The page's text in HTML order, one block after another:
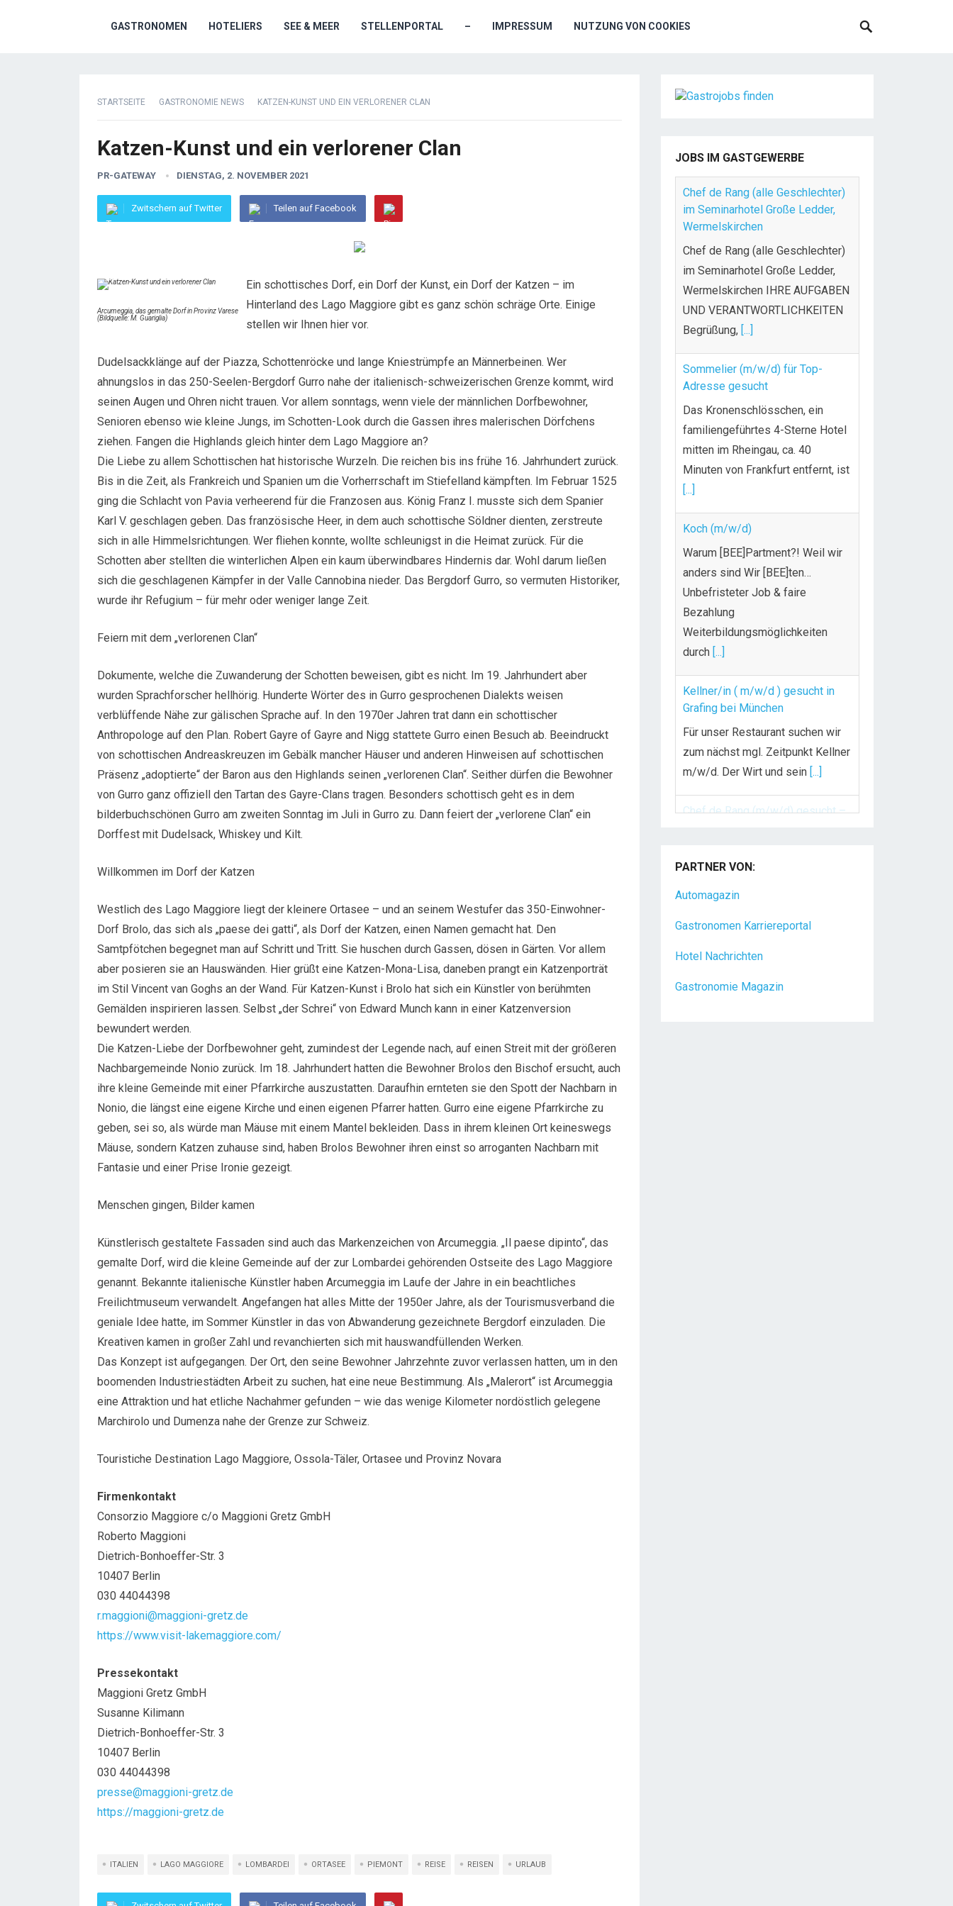
GASTRONOMEN HOTELIERS SEE & MEER STELLENPORTAL – IMPRESSUM NUTZUNG VON COOKIES
STARTSEITE GASTRONOMIE NEWS KATZEN-KUNST UND EIN VERLORENER CLAN
Katzen-Kunst und ein verlorener Clan
PR-GATEWAY DIENSTAG, 2. NOVEMBER 2021
Zwitschern auf Twitter Teilen auf Facebook
Arcumeggia, das gemalte Dorf in Provinz Varese
(Bildquelle: M. Guariglia)
Ein schottisches Dorf, ein Dorf der Kunst, ein Dorf der Katzen – im
Hinterland des Lago Maggiore gibt es ganz schön schräge Orte. Einige
stellen wir Ihnen hier vor.
Dudelsackklänge auf der Piazza, Schottenröcke und lange Kniestrümpfe an Männerbeinen. Wer
ahnungslos in das 250-Seelen-Bergdorf Gurro nahe der italienisch-schweizerischen Grenze kommt, wird
seinen Augen und Ohren nicht trauen. Vor allem sonntags, wenn viele der männlichen Dorfbewohner,
Senioren ebenso wie kleine Jungs, im Schotten-Look durch die Gassen ihres malerischen Dörfchens
ziehen. Fangen die Highlands gleich hinter dem Lago Maggiore an?
Die Liebe zu allem Schottischen hat historische Wurzeln. Die reichen bis ins frühe 16. Jahrhundert zurück.
Bis in die Zeit, als Frankreich und Spanien um die Vorherrschaft im Stiefelland kämpften. Im Februar 1525
ging die Schlacht von Pavia verheerend für die Franzosen aus. König Franz I. musste sich dem Spanier
Karl V. geschlagen geben. Das französische Heer, in dem auch schottische Söldner dienten, zerstreute
sich in alle Himmelsrichtungen. Wer fliehen konnte, wollte schleunigst in die Heimat zurück. Für die
Schotten aber stellten die winterlichen Alpen ein kaum überwindbares Hindernis dar. Wohl darum ließen
sich die geschlagenen Kämpfer in der Valle Cannobina nieder. Das Bergdorf Gurro, so vermuten Historiker,
wurde ihr Refugium – für mehr oder weniger lange Zeit.
Feiern mit dem „verlorenen Clan“
Dokumente, welche die Zuwanderung der Schotten beweisen, gibt es nicht. Im 19. Jahrhundert aber
wurden Sprachforscher hellhörig. Hunderte Wörter des in Gurro gesprochenen Dialekts weisen
verblüffende Nähe zur gälischen Sprache auf. In den 1970er Jahren trat dann ein schottischer
Anthropologe auf den Plan. Robert Gayre of Gayre and Nigg stattete Gurro einen Besuch ab. Beeindruckt
von schottischen Andreaskreuzen im Gebälk mancher Häuser und anderen Hinweisen auf schottischen
Präsenz „adoptierte“ der Baron aus den Highlands seinen „verlorenen Clan“. Seither dürfen die Bewohner
von Gurro ganz offiziell den Tartan des Gayre-Clans tragen. Besonders schottisch geht es in dem
bilderbuchschönen Gurro am zweiten Sonntag im Juli in Gurro zu. Dann feiert der „verlorene Clan“ ein
Dorffest mit Dudelsack, Whiskey und Kilt.
Willkommen im Dorf der Katzen
Westlich des Lago Maggiore liegt der kleinere Ortasee – und an seinem Westufer das 350-Einwohner-
Dorf Brolo, das sich als „paese dei gatti“, als Dorf der Katzen, einen Namen gemacht hat. Den
Samtpfötchen begegnet man auf Schritt und Tritt. Sie huschen durch Gassen, dösen in Gärten. Vor allem
aber posieren sie an Hauswänden. Hier grüßt eine Katzen-Mona-Lisa, daneben prangt ein Katzenporträt
im Stil Vincent van Goghs an der Wand. Für Katzen-Kunst i Brolo hat sich ein Künstler von berühmten
Gemälden inspirieren lassen. Selbst „der Schrei“ von Edward Munch kann in einer Katzenversion
bewundert werden.
Die Katzen-Liebe der Dorfbewohner geht, zumindest der Legende nach, auf einen Streit mit der größeren
Nachbargemeinde Nonio zurück. Im 18. Jahrhundert hatten die Bewohner Brolos den Bischof ersucht, auch
ihre kleine Gemeinde mit einer Pfarrkirche auszustatten. Daraufhin ernteten sie den Spott der Nachbarn in
Nonio, die längst eine eigene Kirche und einen eigenen Pfarrer hatten. Gurro eine eigene Pfarrkirche zu
geben, sei so, als würde man Mäuse mit einem Mantel bekleiden. Dass in ihrem kleinen Ort keineswegs
Mäuse, sondern Katzen zuhause sind, haben Brolos Bewohner ihren einst so arroganten Nachbarn mit
Fantasie und einer Prise Ironie gezeigt.
Menschen gingen, Bilder kamen
Künstlerisch gestaltete Fassaden sind auch das Markenzeichen von Arcumeggia. „Il paese dipinto“, das
gemalte Dorf, wird die kleine Gemeinde auf der zur Lombardei gehörenden Ostseite des Lago Maggiore
genannt. Bekannte italienische Künstler haben Arcumeggia im Laufe der Jahre in ein beachtliches
Freilichtmuseum verwandelt. Angefangen hat alles Mitte der 1950er Jahre, als der Tourismusverband die
geniale Idee hatte, im Sommer Künstler in das von Abwanderung gezeichnete Bergdorf einzuladen. Die
Kreativen kamen in großer Zahl und revanchierten sich mit hauswandfüllenden Werken.
Das Konzept ist aufgegangen. Der Ort, den seine Bewohner Jahrzehnte zuvor verlassen hatten, um in den
boomenden Industriestädten Arbeit zu suchen, hat eine neue Bestimmung. Als „Malerort“ ist Arcumeggia
eine Attraktion und hat etliche Nachahmer gefunden – wie das wenige Kilometer nordöstlich gelegene
Marchirolo und Dumenza nahe der Grenze zur Schweiz.
Touristiche Destination Lago Maggiore, Ossola-Täler, Ortasee und Provinz Novara
Firmenkontakt
Consorzio Maggiore c/o Maggioni Gretz GmbH
Roberto Maggioni
Dietrich-Bonhoeffer-Str. 3
10407 Berlin
030 44044398
r.maggioni@maggioni-gretz.de
https://www.visit-lakemaggiore.com/
Pressekontakt
Maggioni Gretz GmbH
Susanne Kilimann
Dietrich-Bonhoeffer-Str. 3
10407 Berlin
030 44044398
presse@maggioni-gretz.de
https://maggioni-gretz.de
ITALIEN LAGO MAGGIORE LOMBARDEI ORTASEE PIEMONT REISE REISEN URLAUB
JOBS IM GASTGEWERBE
Chef de Rang (alle Geschlechter)
im Seminarhotel Große Ledder,
Wermelskirchen
Chef de Rang (alle Geschlechter)
im Seminarhotel Große Ledder,
Wermelskirchen IHRE AUFGABEN
UND VERANTWORTLICHKEITEN
Begrüßung, [...]
Sommelier (m/w/d) für Top-
Adresse gesucht
Das Kronenschlösschen, ein
familiengeführtes 4-Sterne Hotel
mitten im Rheingau, ca. 40
Minuten von Frankfurt entfernt, ist
[...]
Koch (m/w/d)
Warum [BEE]Partment?! Weil wir
anders sind Wir [BEE]ten…
Unbefristeter Job & faire
Bezahlung
Weiterbildungsmöglichkeiten
durch [...]
Kellner/in ( m/w/d ) gesucht in
Grafing bei München
Für unser Restaurant suchen wir
zum nächst mgl. Zeitpunkt Kellner
m/w/d. Der Wirt und sein [...]
Chef de Rang (m/w/d) gesucht –
Urlaubsfeeling Chef de Rang
(m/w/d) Du bist Gastgeber aus